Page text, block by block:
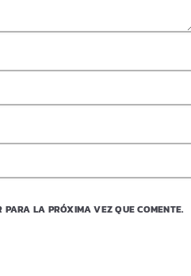
PARA LA PRÓXIMA VEZ QUE COMENTE.